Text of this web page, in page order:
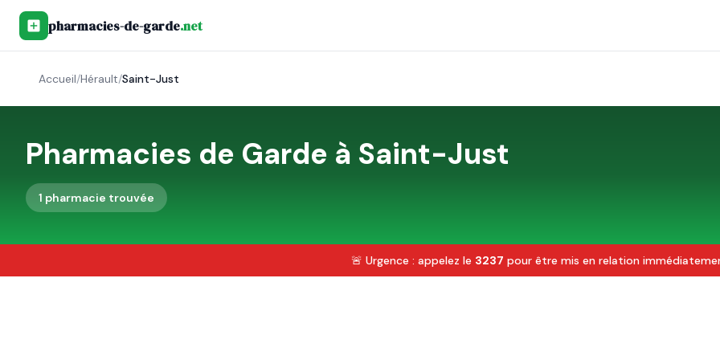
pharmacies-de-garde.net
Accueil/Hérault/Saint-Just
Pharmacies de Garde à Saint-Just
1 pharmacie trouvée
🚨 Urgence : appelez le 3237 pour être mis en relation